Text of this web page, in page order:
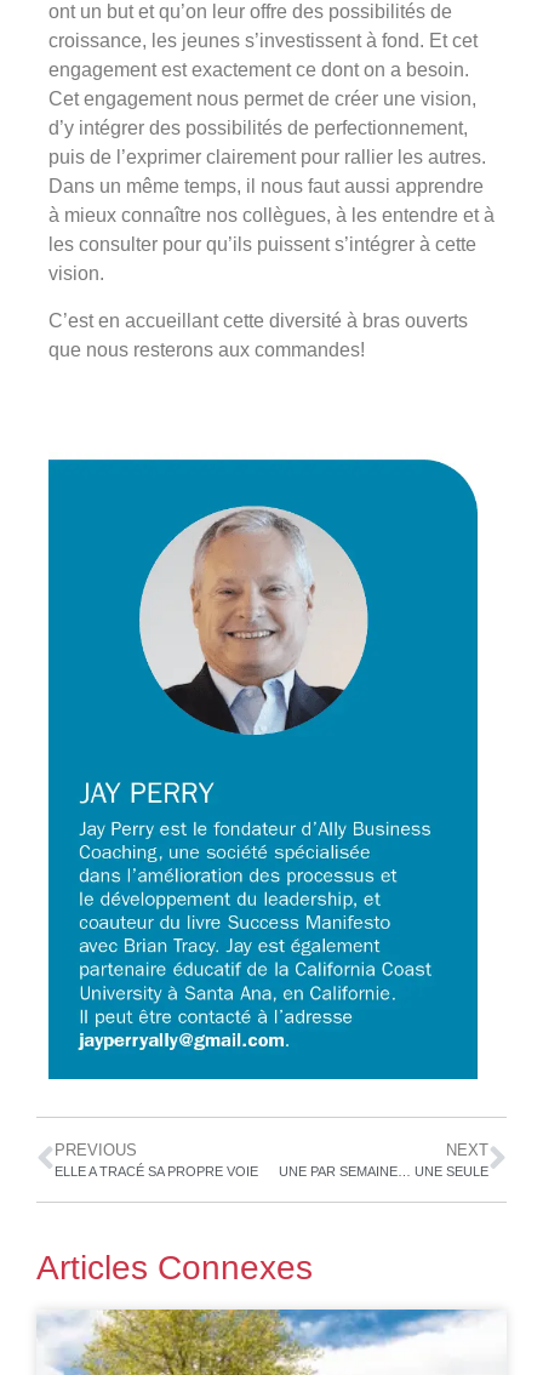
ont un but et qu’on leur offre des possibilités de
croissance, les jeunes s’investissent à fond. Et cet
engagement est exactement ce dont on a besoin.
Cet engagement nous permet de créer une vision,
d’y intégrer des possibilités de perfectionnement,
puis de l’exprimer clairement pour rallier les autres.
Dans un même temps, il nous faut aussi apprendre
à mieux connaître nos collègues, à les entendre et à
les consulter pour qu’ils puissent s’intégrer à cette
vision.
C’est en accueillant cette diversité à bras ouverts
que nous resterons aux commandes!
PREVIOUS
ELLE A TRACÉ SA PROPRE VOIE
NEXT
UNE PAR SEMAINE… UNE SEULE
Articles Connexes